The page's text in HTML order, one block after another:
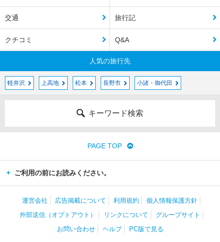
交通 旅行記
クチコミ Q&A
人気の旅行先
軽井沢 上高地 松本 長野市 小諸・御代田
キーワード検索
PAGE TOP
ご利用の前にお読みください。
運営会社 広告掲載について 利用規約
個人情報保護方針
外部送信（オプトアウト）
リンクについて
グループサイト
お問い合わせ
ヘルプ PC版で見る